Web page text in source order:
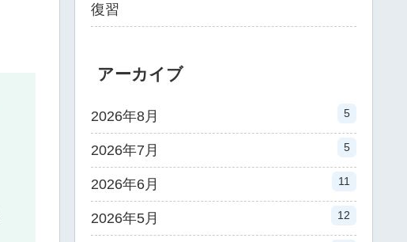
復習
アーカイブ
2026年8月 5
2026年7月 5
2026年6月 11
2026年5月 12